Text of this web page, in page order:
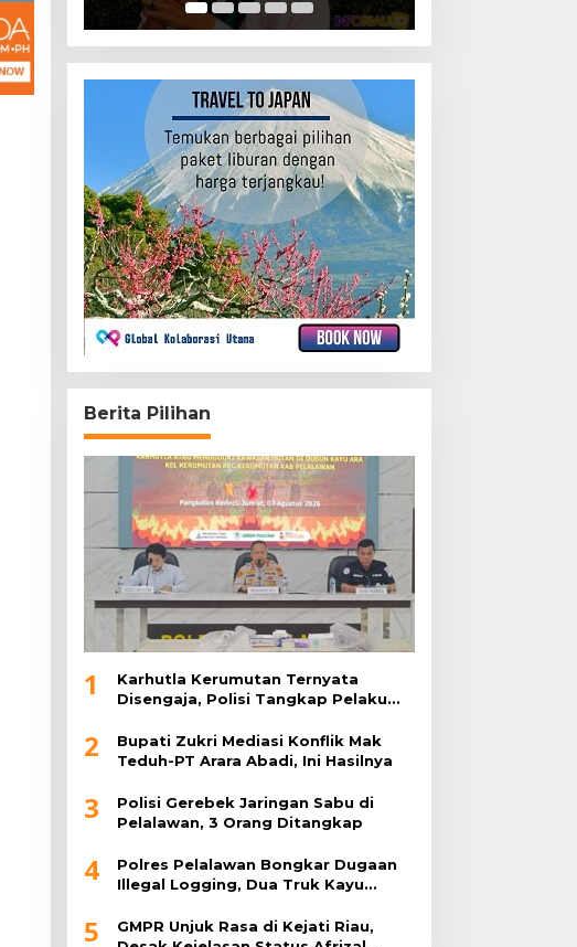
Berita Pilihan
1
Karhutla Kerumutan Ternyata
Disengaja, Polisi Tangkap Pelaku
2
Bupati Zukri Mediasi Konflik Mak
Teduh-PT Arara Abadi, Ini Hasilnya
3
Polisi Gerebek Jaringan Sabu di
Pelalawan, 3 Orang Ditangkap
4
Polres Pelalawan Bongkar Dugaan
Illegal Logging, Dua Truk Kayu
5
GMPR Unjuk Rasa di Kejati Riau,